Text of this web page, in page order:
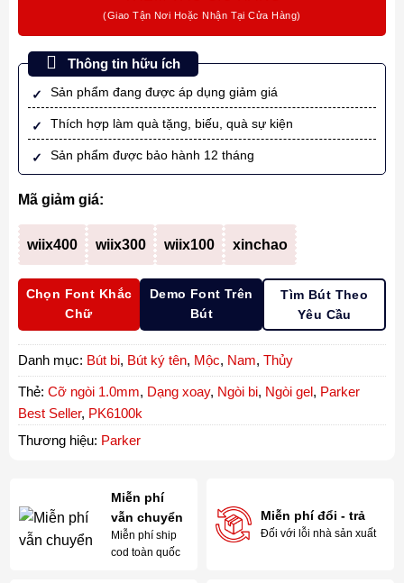
Thông tin hữu ích
Sản phẩm đang được áp dụng giảm giá
Thích hợp làm quà tặng, biếu, quà sự kiện
Sản phẩm được bảo hành 12 tháng
Mã giảm giá:
wiix400 wiix300 wiix100 xinchao
Chọn Font Khắc
Chữ
Demo Font Trên
Bút
Tìm Bút Theo
Yêu Cầu
Danh mục: Bút bi, Bút ký tên, Mộc, Nam, Thủy
Thẻ: Cỡ ngòi 1.0mm, Dạng xoay, Ngòi bi, Ngòi gel, Parker
Best Seller, PK6100k
Thương hiệu: Parker
Miễn phí
vẫn chuyển
Miễn phí ship
cod toàn quốc
Miễn phí đổi - trả
Đối với lỗi nhà sản xuất